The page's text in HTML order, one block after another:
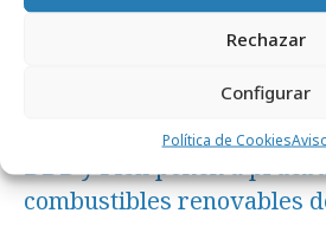
Rechazar
Configurar
Política de Cookies
DDB y Plex ponen a
combustibles renovables